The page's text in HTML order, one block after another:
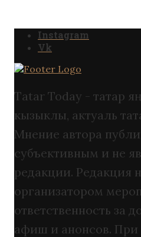
Instagram
Vk
Tatar Today - татар
кызыклы, актуаль
Мнение автора
субъективным и не
редакции. Редакция
организатором
ответственность за
афиш и анонсов. При